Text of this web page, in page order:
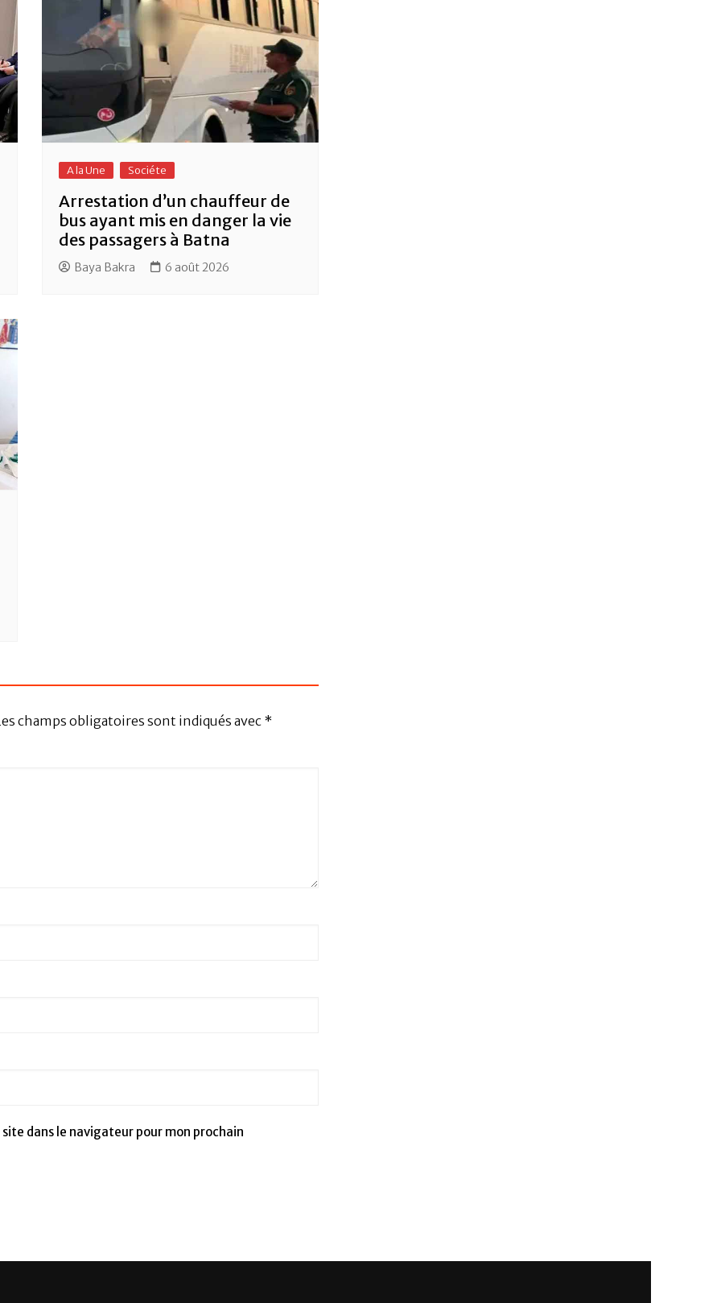
A la Une Sociéte
Arrestation d’un chauffeur de
bus ayant mis en danger la vie
des passagers à Batna
Baya Bakra 6 août 2026
champs obligatoires sont indiqués avec *
dans le navigateur pour mon prochain